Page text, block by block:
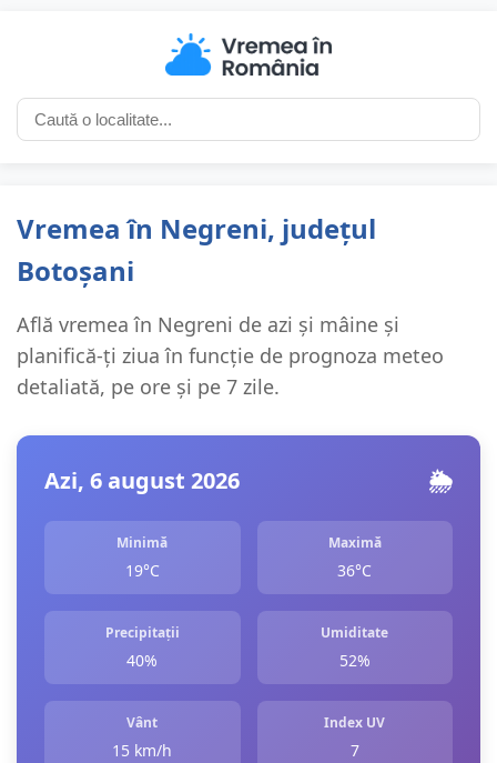
Vremea în Negreni, județul
Botoșani
Află vremea în Negreni de azi și mâine și
planifică-ți ziua în funcție de prognoza meteo
detaliată, pe ore și pe 7 zile.
Azi, 6 august 2026 🌦️
Minimă
19°C
Maximă
36°C
Precipitații
40%
Umiditate
52%
Vânt
15 km/h
Index UV
7